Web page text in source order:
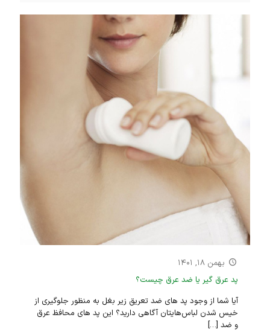
بهمن ۱۸, ۱۴۰۱
پد عرق گیر یا ضد عرق چیست؟
آیا شما از وجود پد های ضد تعریق زیر بغل به منظور جلوگیری از
خیس شدن لباس‌هایتان آگاهی دارید؟ این پد های محافظ عرق
و ضد […]